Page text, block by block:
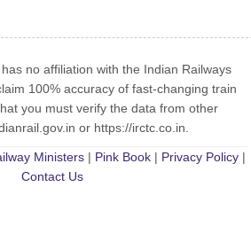
no affiliation with the Indian Railways
100% accuracy of fast-changing train
you must verify the data from other
or https://irctc.co.in.
Ministers | Pink Book | Privacy Policy |
Contact Us